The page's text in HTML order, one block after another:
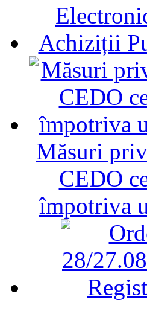
Măsuri
CEDO
împotriva